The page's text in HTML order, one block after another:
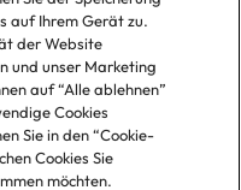
auf Ihrem Gerät zu.
der Website
und unser Marketing
auf “Alle ablehnen”
Cookies
Sie in den “Cookie-
Cookies Sie
möchten.